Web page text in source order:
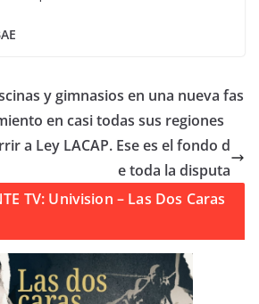
y gimnasios en una nueva fas
en casi todas sus regiones
a Ley LACAP. Ese es el fondo d
e toda la disputa
TV: Univision – Las Dos Caras